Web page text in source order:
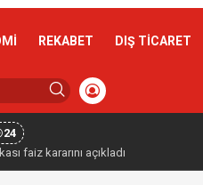
REKABET DIŞ TİCARET
24
faiz kararını açıkladı